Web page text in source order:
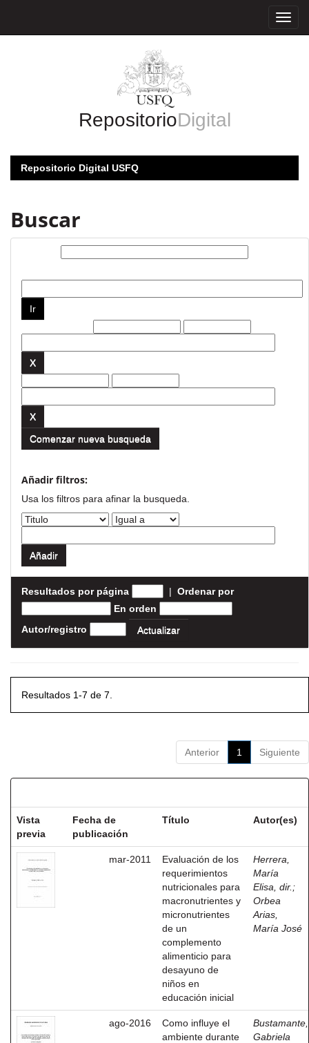
RepositorioDigital
Repositorio Digital USFQ
Buscar
Comenzar nueva busqueda
Añadir filtros:
Usa los filtros para afinar la busqueda.
Resultados por página | Ordenar por
En orden
Autor/registro
Resultados 1-7 de 7.
Anterior 1 Siguiente
Vista
previa
Fecha de
publicación
Título Autor(es)
mar-2011
Evaluación de los
requerimientos
nutricionales para
macronutrientes y
micronutrientes
de un
complemento
alimenticio para
desayuno de
niños en
educación inicial
Herrera,
María
Elisa, dir. ;
Orbea
Arias,
María José
ago-2016
Como influye el
ambiente durante
Bustamante,
Gabriela